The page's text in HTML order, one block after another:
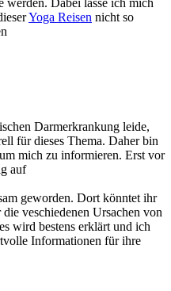
werden. Dabei lasse ich mich
Yoga Reisen nicht so
Darmerkrankung leide,
für dieses Thema. Daher bin
mich zu informieren. Erst vor
auf
geworden. Dort könntet ihr
veschiedenen Ursachen von
wird bestens erklärt und ich
Informationen für ihre